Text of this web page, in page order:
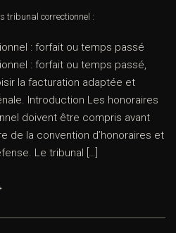
tribunal correctionnel :
: forfait ou temps passé
: forfait ou temps passé,
la facturation adaptée et
Introduction Les honoraires
doivent être compris avant
de la convention d’honoraires et
Le tribunal […]